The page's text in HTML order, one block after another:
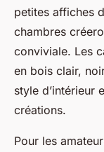
petites affiches
chambres
conviviale. Les
en bois clair,
style d’intérieur
créations.
Pour les